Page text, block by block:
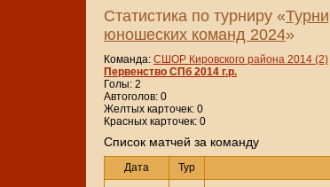
Статистика по турниру «
юношеских команд 2024»
Команда: СШОР Кировского района 2014 (2)
Первенство СПб 2014 г.р.
Голы: 2
Автоголов: 0
Желтых карточек: 0
Красных карточек: 0
Cписок матчей за команду
Дата Тур